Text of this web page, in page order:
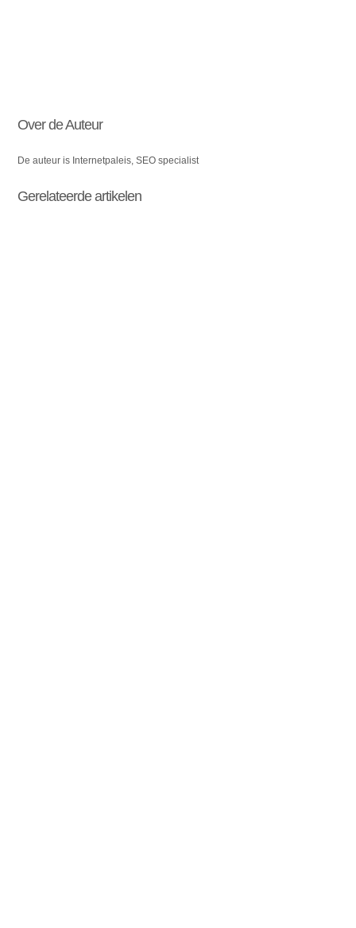
Over de Auteur
De auteur is Internetpaleis, SEO specialist
Gerelateerde artikelen